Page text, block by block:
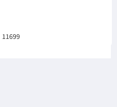
11699